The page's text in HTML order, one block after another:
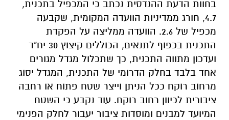
בחוות הדעת ההנדסית נכתב כי המכפיל בתכנית,
4.7, חורג ממדיניות הוועדה המקומית, שקבעה
מכפיל של 2.6. הוועדה ממליצה על הפקדת
התכנית בכפוף לתנאים, הכוללים קיצוץ 30 יח"ד
ועדכון מתווה התכנית, כך שתכלול מגדל מגורים
אחד בלבד בחלק הדרומי של התכנית, המגדל יסוג
מרחוב רוקח ככל הניתן וייצר שטח פתוח או רחבה
ציבורית לכיוון רחוב רוקח. עוד נקבע כי השטח
המיועד למבנים ומוסדות ציבור יעבור לחלק הפנימי